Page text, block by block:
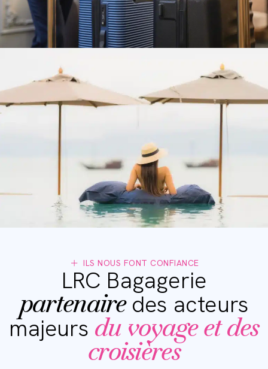
ILS NOUS FONT CONFIANCE
LRC Bagagerie
partenaire des acteurs
majeurs du voyage et des
croisières